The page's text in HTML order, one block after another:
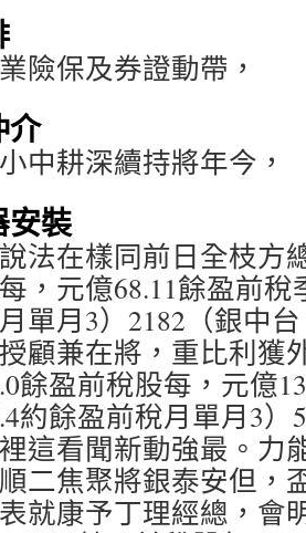
險保及券證動帶，
介
中耕深續持將年今，
安裝
法在樣同前日全枝方
，元億68.11餘盈前稅
單月3）2182（銀中
顧兼在將，重比利獲
餘盈前稅股每，元億
約餘盈前稅月單月3）
這看聞新動強最。力
二焦聚將銀泰安但，
就康予丁理經總，會